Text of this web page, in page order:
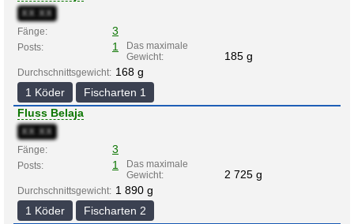
XX:XX
Fänge:
3
Posts: 1
Das maximale
Gewicht:
185 g
Durchschnittsgewicht: 168 g
1 Köder
Fischarten 1
Fluss Belaja
XX:XX
Fänge:
3
Posts: 1
Das maximale
Gewicht:
2 725 g
Durchschnittsgewicht: 1 890 g
1 Köder
Fischarten 2